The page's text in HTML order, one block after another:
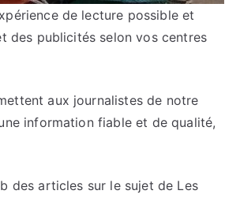
de lecture possible et
des publicités selon vos centres
aux journalistes de notre
information fiable et de qualité,
des articles sur le sujet de Les